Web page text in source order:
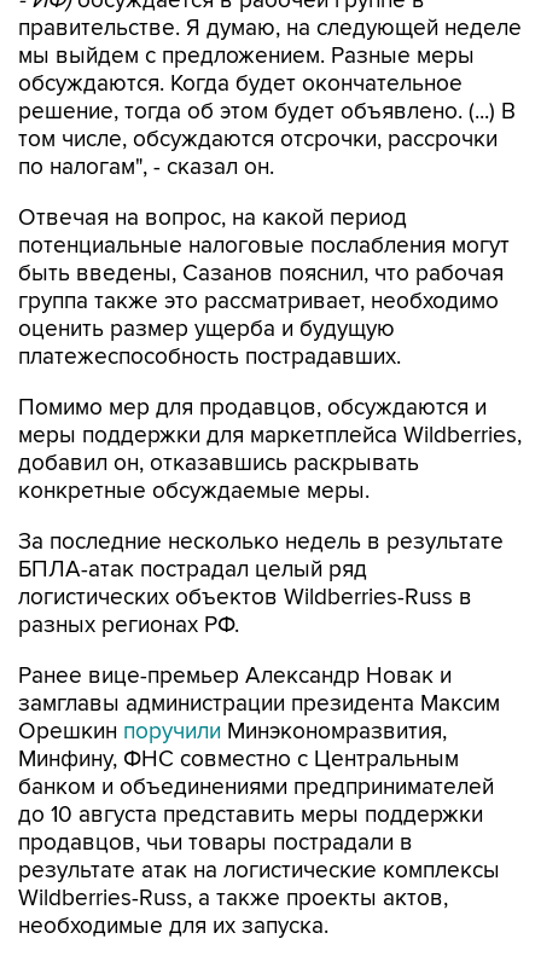
правительстве. Я думаю, на следующей неделе
мы выйдем с предложением. Разные меры
обсуждаются. Когда будет окончательное
решение, тогда об этом будет объявлено. (...) В
том числе, обсуждаются отсрочки, рассрочки
по налогам", - сказал он.
Отвечая на вопрос, на какой период
потенциальные налоговые послабления могут
быть введены, Сазанов пояснил, что рабочая
группа также это рассматривает, необходимо
оценить размер ущерба и будущую
платежеспособность пострадавших.
Помимо мер для продавцов, обсуждаются и
меры поддержки для маркетплейса Wildberries,
добавил он, отказавшись раскрывать
конкретные обсуждаемые меры.
За последние несколько недель в результате
БПЛА-атак пострадал целый ряд
логистических объектов Wildberries-Russ в
разных регионах РФ.
Ранее вице-премьер Александр Новак и
замглавы администрации президента Максим
Орешкин поручили Минэкономразвития,
Минфину, ФНС совместно с Центральным
банком и объединениями предпринимателей
до 10 августа представить меры поддержки
продавцов, чьи товары пострадали в
результате атак на логистические комплексы
Wildberries-Russ, а также проекты актов,
необходимые для их запуска.